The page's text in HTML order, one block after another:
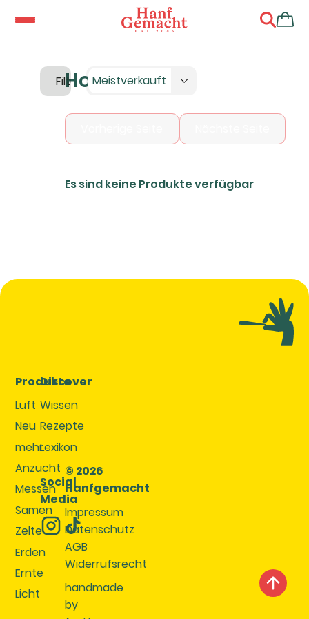
Filter Meistverkauft
Homebox
Es sind keine Produkte verfügbar
Produkte
Luft
Neu
mehr
Anzucht
Messen
Samen
Zelte
Erden
Ernte
Licht
Discover
Wissen
Rezepte
Lexikon
Social
Media
© 2026
Hanfgemacht
Impressum
Datenschutz
AGB
Widerrufsrecht
handmade
by